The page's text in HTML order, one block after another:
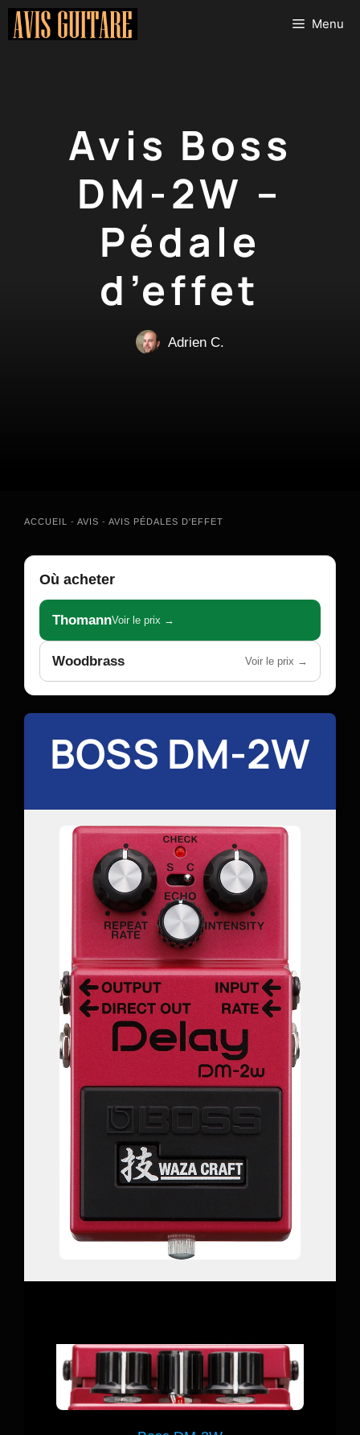
Aller
Menu
Avis Boss
DM-2W –
Pédale
d’effet
Adrien C.
ACCUEIL - AVIS - AVIS PÉDALES D'EFFET
Où acheter
ThomannVoir le prix →
Woodbrass Voir le prix →
BOSS DM-2W